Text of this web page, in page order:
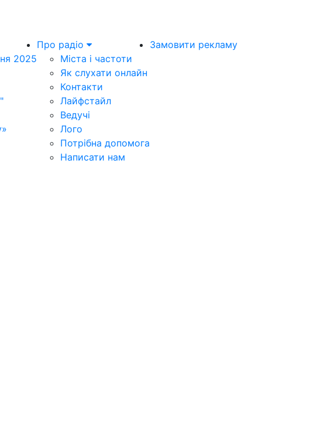
2025
Про радіо
Міста і частоти
Як слухати онлайн
Контакти
Лайфстайл
Ведучі
Лого
Потрібна допомога
Написати нам
Замовити рекламу